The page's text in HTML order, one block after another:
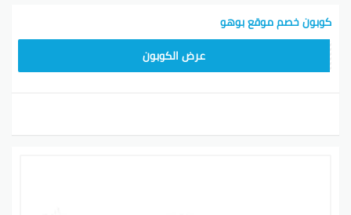
كوبون خصم موقع بوهو
عرض الكوبون